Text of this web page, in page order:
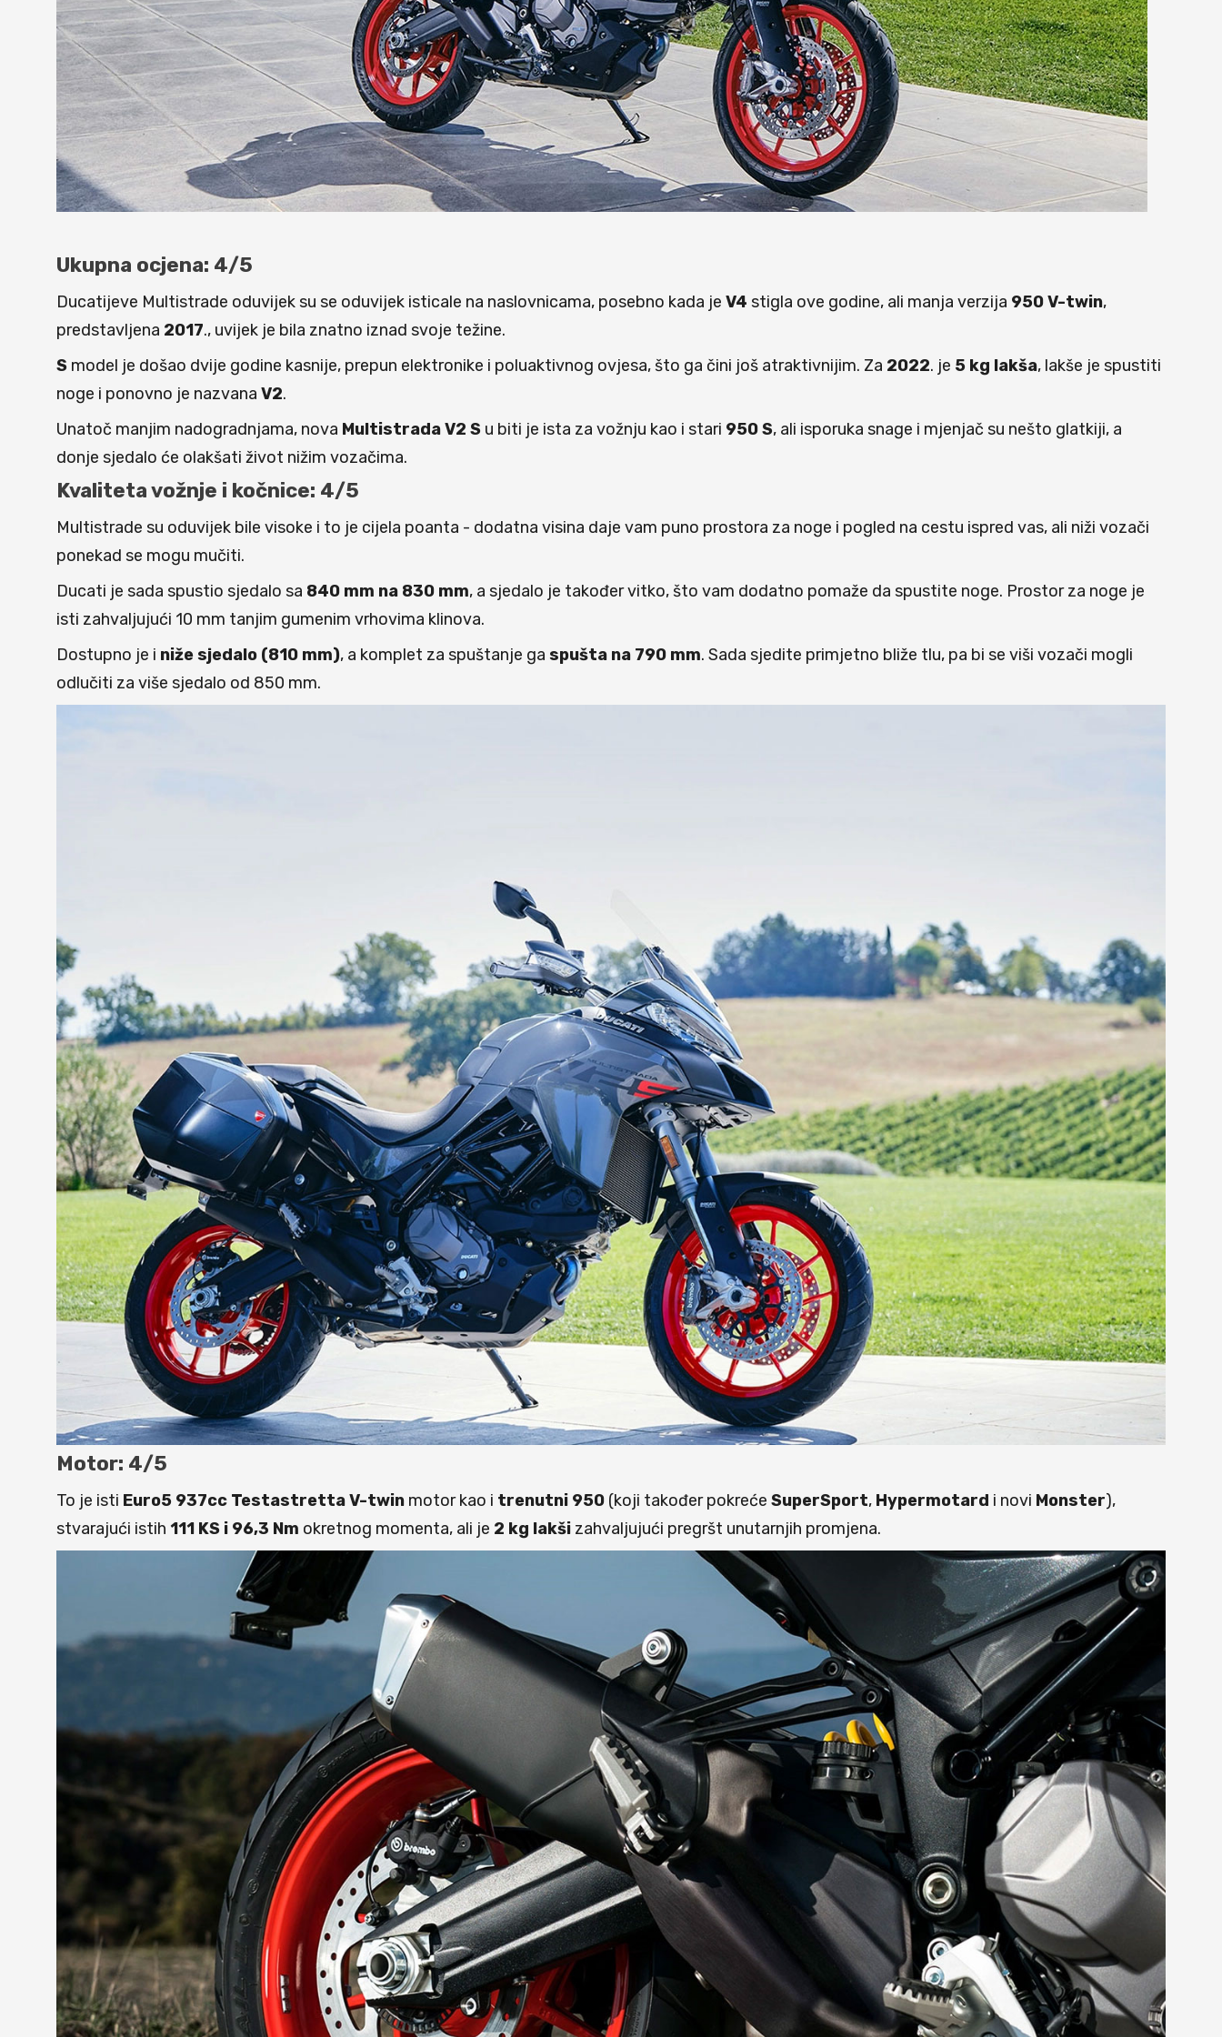
Ukupna ocjena: 4/5
Ducatijeve Multistrade oduvijek su se oduvijek isticale na naslovnicama, posebno kada je V4 stigla ove godine, ali manja verzija 950 V-twin,
predstavljena 2017., uvijek je bila znatno iznad svoje težine.
S model je došao dvije godine kasnije, prepun elektronike i poluaktivnog ovjesa, što ga čini još atraktivnijim. Za 2022. je 5 kg lakša, lakše je spustiti
noge i ponovno je nazvana V2.
Unatoč manjim nadogradnjama, nova Multistrada V2 S u biti je ista za vožnju kao i stari 950 S, ali isporuka snage i mjenjač su nešto glatkiji, a
donje sjedalo će olakšati život nižim vozačima.
Kvaliteta vožnje i kočnice: 4/5
Multistrade su oduvijek bile visoke i to je cijela poanta - dodatna visina daje vam puno prostora za noge i pogled na cestu ispred vas, ali niži vozači
ponekad se mogu mučiti.
Ducati je sada spustio sjedalo sa 840 mm na 830 mm, a sjedalo je također vitko, što vam dodatno pomaže da spustite noge. Prostor za noge je
isti zahvaljujući 10 mm tanjim gumenim vrhovima klinova.
Dostupno je i niže sjedalo (810 mm), a komplet za spuštanje ga spušta na 790 mm. Sada sjedite primjetno bliže tlu, pa bi se viši vozači mogli
odlučiti za više sjedalo od 850 mm.
Motor: 4/5
To je isti Euro5 937cc Testastretta V-twin motor kao i trenutni 950 (koji također pokreće SuperSport, Hypermotard i novi Monster),
stvarajući istih 111 KS i 96,3 Nm okretnog momenta, ali je 2 kg lakši zahvaljujući pregršt unutarnjih promjena.